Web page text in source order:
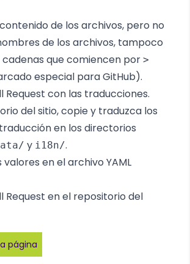
de los archivos, pero no
de los archivos, tampoco
que comiencen por >
especial para GitHub).
Request con las traducciones.
del sitio, copie y traduzca los
en los directorios
y i18n/.
valores en el archivo YAML
Request en el repositorio del
página